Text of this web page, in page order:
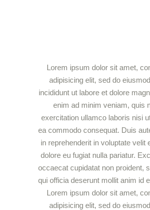
Lorem ipsum dolor sit amet,
adipisicing elit, sed do
incididunt ut labore et dolore
enim ad minim veniam, quis
exercitation ullamco laboris nisi
ea commodo consequat. Duis
in reprehenderit in voluptate velit
dolore eu fugiat nulla pariatur.
occaecat cupidatat non proident,
qui officia deserunt mollit anim id
Lorem ipsum dolor sit amet,
adipisicing elit, sed do